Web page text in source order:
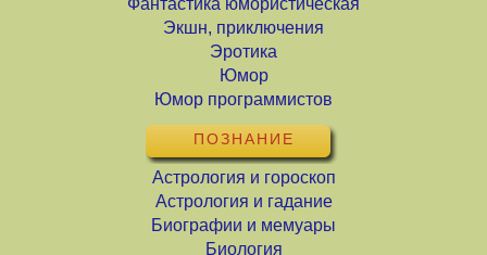
Фантастика юмористическая
Экшн, приключения
Эротика
Юмор
Юмор программистов
ПОЗНАНИЕ
Астрология и гороскоп
Астрология и гадание
Биографии и мемуары
Биология